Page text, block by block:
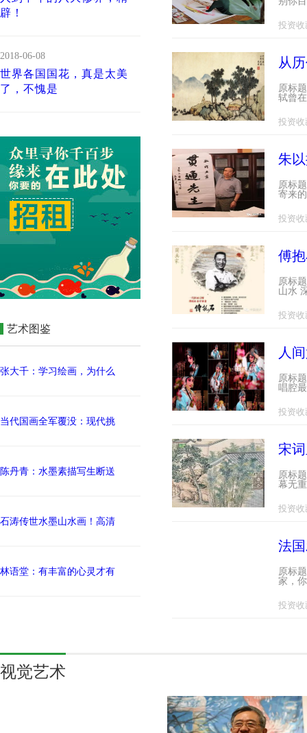
辟！
2018-06-08
世界各国国花，真是太美
了，不愧是
艺术图鉴
张大千：学习绘画，为什么
当代国画全军覆没：现代挑
陈丹青：水墨素描写生断送
石涛传世水墨山水画！高清
林语堂：有丰富的心灵才有
投资收
从
原标
轼曾
投资收
朱
原标
寄来
投资收
傅
原标
山水
投资收
人
原标
唱腔
投资收
宋
原标
幕无
投资收
法
原标
家，
投资收
视觉艺术